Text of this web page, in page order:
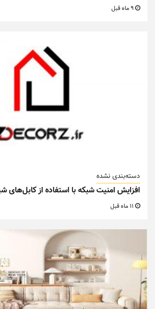
دسته‌بندی نشده
افزایش امنیت شبکه با استفاده از کابل‌های